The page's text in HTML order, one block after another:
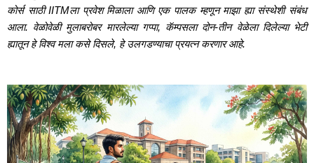
कोर्स साठी IITMला प्रवेश मिळाला आणि एक पालक म्हणून माझा ह्या संस्थेशी संबंध
आला. वेळोवेळी मुलाबरोबर मारलेल्या गप्पा, कॅम्पसला दोन-तीन वेळेला दिलेल्या भेटी
ह्यातून हे विश्व मला कसे दिसले, हे उलगडण्याचा प्रयत्न करणार आहे.